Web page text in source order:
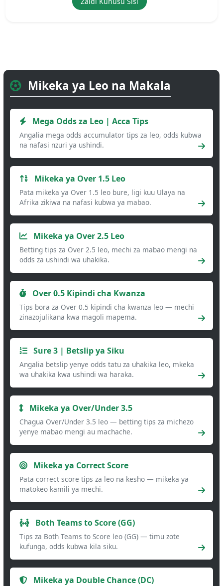
Mikeka ya Leo na Makala
Mega Odds za Leo | Acca Tips
Angalia mega odds accumulator tips za leo, odds kubwa
na nafasi nzuri ya ushindi.
Mikeka ya Over 1.5 Leo
Pata mikeka ya Over 1.5 leo bure, ligi kuu Ulaya na
Afrika zikiwa na nafasi kubwa ya mabao.
Mikeka ya Over 2.5 Leo
Betting tips za Over 2.5 leo, mechi za mabao mengi na
odds za ushindi wa uhakika.
Over 0.5 Kipindi cha Kwanza
Tips bora za Over 0.5 kipindi cha kwanza leo — mechi
zinazojulikana kwa magoli mapema.
Sure 3 | Betslip ya Siku
Angalia betslip yenye odds tatu za uhakika leo, mkeka
wa uhakika kwa ushindi wa haraka.
Mikeka ya Over/Under 3.5
Chagua Over/Under 3.5 leo — betting tips za michezo
yenye mabao mengi au machache.
Mikeka ya Correct Score
Pata correct score tips za leo na kesho — mikeka ya
matokeo kamili ya mechi.
Both Teams to Score (GG)
Tips za Both Teams to Score leo (GG) — timu zote
kufunga, odds kubwa kila siku.
Mikeka ya Double Chance (DC)